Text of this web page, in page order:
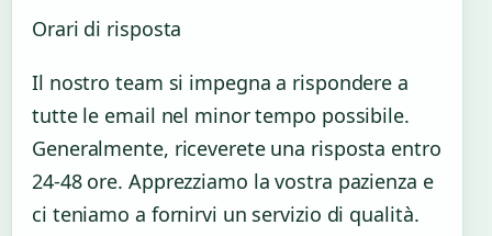
Orari di risposta
Il nostro team si impegna a rispondere a
tutte le email nel minor tempo possibile.
Generalmente, riceverete una risposta entro
24-48 ore. Apprezziamo la vostra pazienza e
ci teniamo a fornirvi un servizio di qualità.